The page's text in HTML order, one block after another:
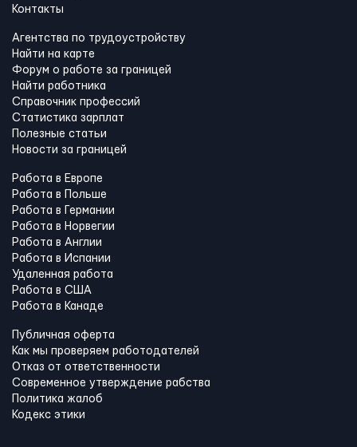
Контакты
Агентства по трудоустройству
Найти на карте
Форум о работе за границей
Найти работника
Справочник профессий
Статистика зарплат
Полезные статьи
Новости за границей
Работа в Европе
Работа в Польше
Работа в Германии
Работа в Норвегии
Работа в Англии
Работа в Испании
Удаленная работа
Работа в США
Работа в Канадe
Публичная оферта
Как мы проверяем работодателей
Отказ от ответственности
Современное утверждение рабства
Политика жалоб
Кодекс этики